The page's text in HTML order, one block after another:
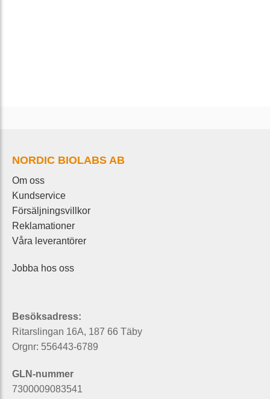
NORDIC BIOLABS AB
Om oss
Kundservice
Försäljningsvillkor
Reklamationer
Våra leverantörer
Jobba hos oss
Besöksadress:
Ritarslingan 16A, 187 66 Täby
Orgnr: 556443-6789
GLN-nummer
7300009083541